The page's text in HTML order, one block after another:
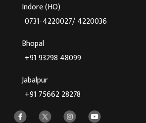
Indore (HO)
0731-4220027/ 4220036
Bhopal
+91 93298 48099
Jabalpur
+91 75662 28278